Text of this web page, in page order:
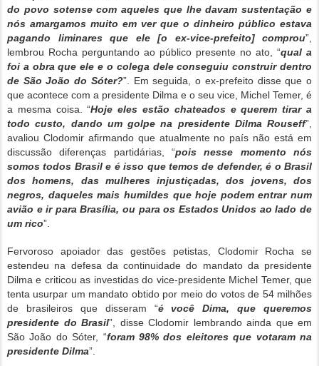
do povo sotense com aqueles que lhe davam sustentação e
nós amargamos muito em ver que o dinheiro público estava
pagando liminares que ele [o ex-vice-prefeito] comprou”,
lembrou Rocha perguntando ao público presente no ato, “qual a
foi a obra que ele e o colega dele conseguiu construir dentro
de São João do Sóter?”. Em seguida, o ex-prefeito disse que o
que acontece com a presidente Dilma e o seu vice, Michel Temer, é
a mesma coisa. “Hoje eles estão chateados e querem tirar a
todo custo, dando um golpe na presidente Dilma Rouseff”,
avaliou Clodomir afirmando que atualmente no país não está em
discussão diferenças partidárias, “pois nesse momento nós
somos todos Brasil e é isso que temos de defender, é o Brasil
dos homens, das mulheres injustiçadas, dos jovens, dos
negros, daqueles mais humildes que hoje podem entrar num
avião e ir para Brasília, ou para os Estados Unidos ao lado de
um rico”.
Fervoroso apoiador das gestões petistas, Clodomir Rocha se
estendeu na defesa da continuidade do mandato da presidente
Dilma e criticou as investidas do vice-presidente Michel Temer, que
tenta usurpar um mandato obtido por meio do votos de 54 milhões
de brasileiros que disseram “é você Dima, que queremos
presidente do Brasil”, disse Clodomir lembrando ainda que em
São João do Sóter, “foram 98% dos eleitores que votaram na
presidente Dilma”.